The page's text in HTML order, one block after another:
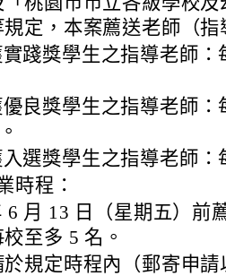
規定，本案薦送老師（
踐獎學生之指導老師
良獎學生之指導老師
選獎學生之指導老師：
時程：
6 月 13 日（星期五）前
至多 5 名。
規定時程內（郵寄申